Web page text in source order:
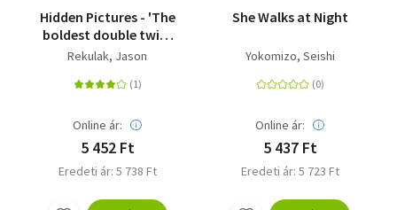
Hidden Pictures - 'The
boldest double twist
of the year' The Times
Rekulak, Jason
Online ár:
5 452 Ft
Eredeti ár: 5 738 Ft
She Walks at Night
Yokomizo, Seishi
Online ár:
5 437 Ft
Eredeti ár: 5 723 Ft